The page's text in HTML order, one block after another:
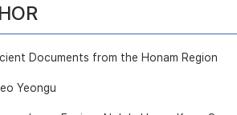
Documents from the Honam Region
Yeongu